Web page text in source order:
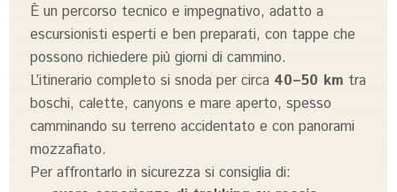
È un percorso tecnico e impegnativo, adatto a
escursionisti esperti e ben preparati, con tappe che
possono richiedere più giorni di cammino.
L’itinerario completo si snoda per circa 40–50 km tra
boschi, calette, canyons e mare aperto, spesso
camminando su terreno accidentato e con panorami
mozzafiato.
Per affrontarlo in sicurezza si consiglia di: